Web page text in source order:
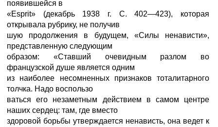
появившейся в
«Esprit» (декабрь 1938 г. С. 402—423), которая
открывала рубрику, не получив
шую продолжения в будущем, «Силы ненависти»,
представленную следующим
образом: «Ставший очевидным разлом во
французской душе является одним
из наиболее несомненных признаков тоталитарного
толчка. Надо воспользо
ваться его незаметным действием в самом центре
наших сердец: там, где вместо
здоровой борьбы утверждается ненависть, она ведет к